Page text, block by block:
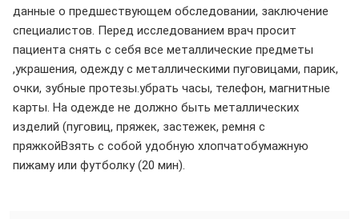
данные о предшествующем обследовании, заключение
специалистов. Перед исследованием врач просит
пациента снять с себя все металлические предметы
,украшения, одежду с металлическими пуговицами, парик,
очки, зубные протезы.убрать часы, телефон, магнитные
карты. На одежде не должно быть металлических
изделий (пуговиц, пряжек, застежек, ремня с
пряжкойВзять с собой удобную хлопчатобумажную
пижаму или футболку (20 мин).